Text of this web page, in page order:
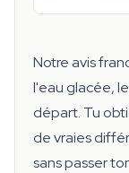
Notre avis
l'eau glacée,
départ. Tu
de vraies
sans passer